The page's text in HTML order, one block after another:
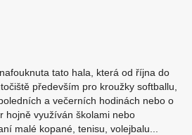
tato hala, která od října do
především pro kroužky softballu,
a večerních hodinách nebo o
hojně využíván školami nebo
malé kopané, tenisu, volejbalu...